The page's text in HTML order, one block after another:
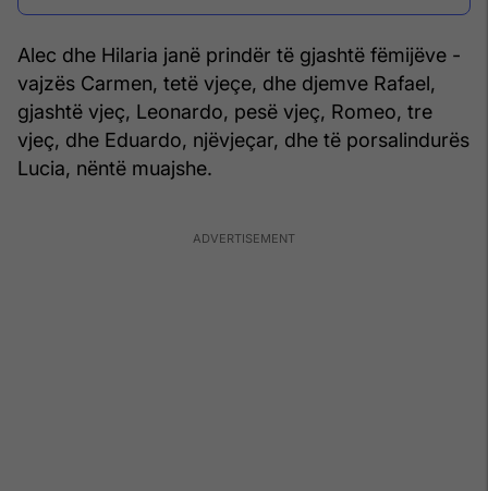
Alec dhe Hilaria janë prindër të gjashtë fëmijëve -
vajzës Carmen, tetë vjeçe, dhe djemve Rafael,
gjashtë vjeç, Leonardo, pesë vjeç, Romeo, tre
vjeç, dhe Eduardo, njëvjeçar, dhe të porsalindurës
Lucia, nëntë muajshe.